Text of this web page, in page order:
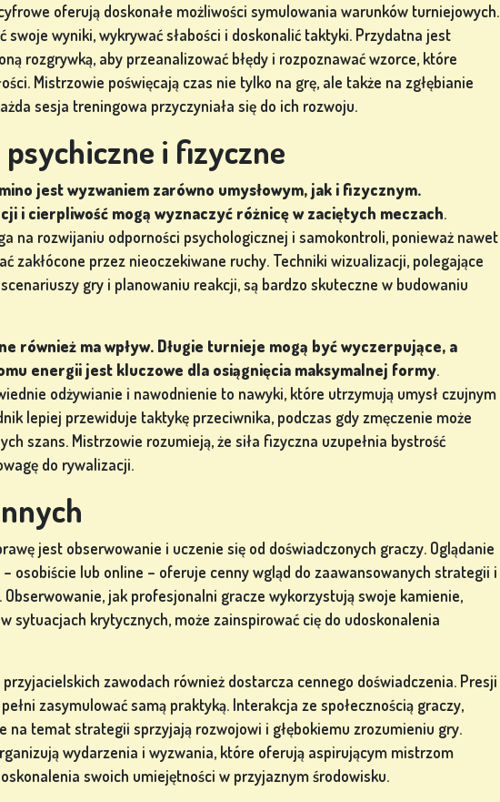
oferują doskonałe możliwości symulowania warunków turniejowych.
swoje wyniki, wykrywać słabości i doskonalić taktyki. Przydatna jest
rozgrywką, aby przeanalizować błędy i rozpoznawać wzorce, które
Mistrzowie poświęcają czas nie tylko na grę, ale także na zgłębianie
sesja treningowa przyczyniała się do ich rozwoju.
i fizyczne
jest wyzwaniem zarówno umysłowym, jak i fizycznym.
i cierpliwość mogą wyznaczyć różnicę w zaciętych meczach.
na rozwijaniu odporności psychologicznej i samokontroli, ponieważ nawet
zakłócone przez nieoczekiwane ruchy. Techniki wizualizacji, polegające
gry i planowaniu reakcji, są bardzo skuteczne w budowaniu
również ma wpływ. Długie turnieje mogą być wyczerpujące, a
energii jest kluczowe dla osiągnięcia maksymalnej formy.
odżywianie i nawodnienie to nawyki, które utrzymują umysł czujnym
lepiej przewiduje taktykę przeciwnika, podczas gdy zmęczenie może
szans. Mistrzowie rozumieją, że siła fizyczna uzupełnia bystrość
do rywalizacji.
jest obserwowanie i uczenie się od doświadczonych graczy. Oglądanie
osobiście lub online – oferuje cenny wgląd do zaawansowanych strategii i
jak profesjonalni gracze wykorzystują swoje kamienie,
sytuacjach krytycznych, może zainspirować cię do udoskonalenia
zawodach również dostarcza cennego doświadczenia. Presji
zasymulować samą praktyką. Interakcja ze społecznością graczy,
na temat strategii sprzyjają rozwojowi i głębokiemu zrozumieniu gry.
wydarzenia i wyzwania, które oferują aspirującym mistrzom
swoich umiejętności w przyjaznym środowisku.